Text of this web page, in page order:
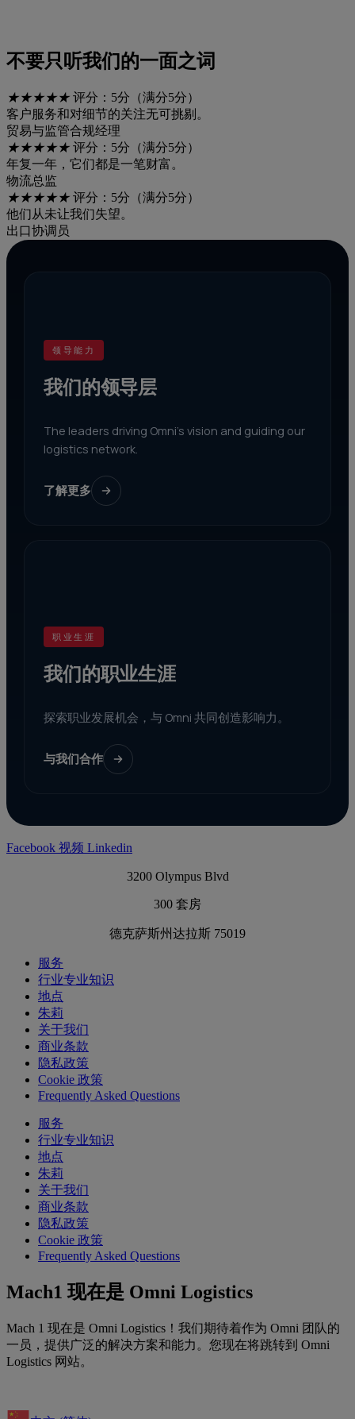
不要只听我们的一面之词
★★★★★ 评分：5分（满分5分）
客户服务和对细节的关注无可挑剔。
贸易与监管合规经理
★★★★★ 评分：5分（满分5分）
年复一年，它们都是一笔财富。
物流总监
★★★★★ 评分：5分（满分5分）
他们从未让我们失望。
出口协调员
领导能力
我们的领导层
The leaders driving Omni's vision and guiding our
logistics network.
了解更多
职业生涯
我们的职业生涯
探索职业发展机会，与 Omni 共同创造影响力。
与我们合作
Facebook 视频 Linkedin
3200 Olympus Blvd
300 套房
德克萨斯州达拉斯 75019
服务
行业专业知识
地点
朱莉
关于我们
商业条款
隐私政策
Cookie 政策
Frequently Asked Questions
服务
行业专业知识
地点
朱莉
关于我们
商业条款
隐私政策
Cookie 政策
Frequently Asked Questions
Mach1 现在是 Omni Logistics
Mach 1 现在是 Omni Logistics！我们期待着作为 Omni 团队的
一员，提供广泛的解决方案和能力。您现在将跳转到 Omni
Logistics 网站。